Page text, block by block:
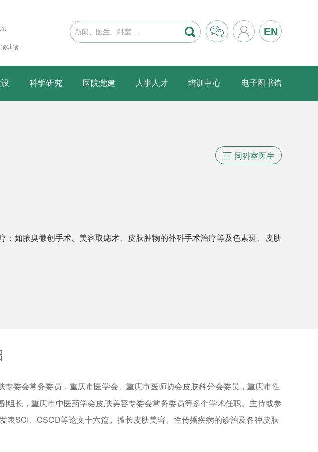
   EN
科学研究 医院党建 人事人才 培训中心 电子图书馆
 同科室医生
：如腋臭微创手术、美容取痣术、皮肤肿物的外科手术治疗等及色素斑、皮肤
委会常务委员，重庆市医学会、重庆市医师协会皮肤科分会委员，重庆市性
组长，重庆市中医药学会皮肤美容专委会常务委员等多个学术任职。主持或参
SCI、CSCD等论文十六篇。擅长皮肤美容、性传播疾病的诊治及各种皮肤